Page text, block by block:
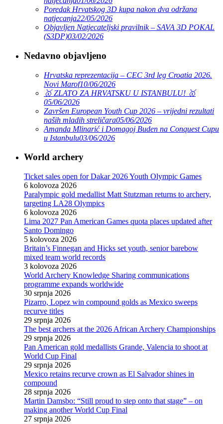
Poredak Hrvatskog 3D kupa nakon dva održana
natjecanja22/05/2026
Objavljen Natjecateljski pravilnik – SAVA 3D POKAL
(S3DP)03/02/2026
Nedavno objavljeno
Hrvatska reprezentacija – CEC 3rd leg Croatia 2026.
Novi Marof10/06/2026
🥇 ZLATO ZA HRVATSKU U ISTANBULU! 🥇
05/06/2026
Završen European Youth Cup 2026 – vrijedni rezultati
naših mladih streličara05/06/2026
Amanda Mlinarić i Domagoj Buden na Conquest Cupu
u Istanbulu03/06/2026
World archery
Ticket sales open for Dakar 2026 Youth Olympic Games
6 kolovoza 2026
Paralympic gold medallist Matt Stutzman returns to archery,
targeting LA28 Olympics
6 kolovoza 2026
Lima 2027 Pan American Games quota places updated after
Santo Domingo
5 kolovoza 2026
Britain’s Finnegan and Hicks set youth, senior barebow
mixed team world records
3 kolovoza 2026
World Archery Knowledge Sharing communications
programme expands worldwide
30 srpnja 2026
Pizarro, Lopez win compound golds as Mexico sweeps
recurve titles
29 srpnja 2026
The best archers at the 2026 African Archery Championships
29 srpnja 2026
Pan American gold medallists Grande, Valencia to shoot at
World Cup Final
29 srpnja 2026
Mexico retains recurve crown as El Salvador shines in
compound
28 srpnja 2026
Martin Damsbo: “Still proud to step onto that stage” – on
making another World Cup Final
27 srpnja 2026